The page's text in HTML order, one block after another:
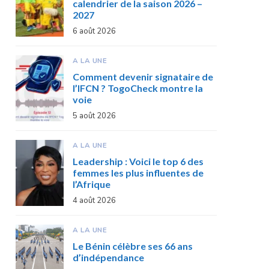
calendrier de la saison 2026 –
2027
6 août 2026
A LA UNE
Comment devenir signataire de
l’IFCN ? TogoCheck montre la
voie
5 août 2026
A LA UNE
Leadership : Voici le top 6 des
femmes les plus influentes de
l’Afrique
4 août 2026
A LA UNE
Le Bénin célèbre ses 66 ans
d’indépendance